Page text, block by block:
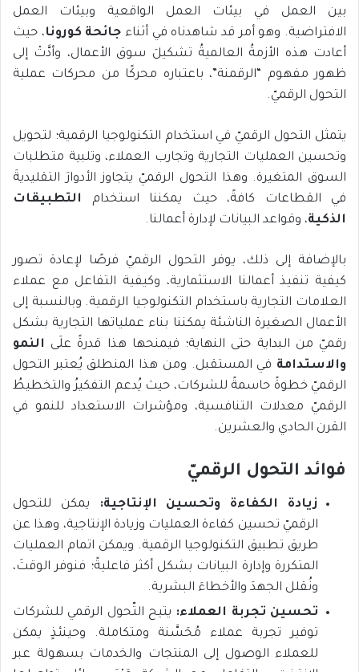
بين العمل في بيئات العمل الواقعية وبيئات العمل
الافتراضية. وهو أمر قد شاهدناه في أثناء جائحة كورونا، حيث
أعادت هذه الأزمةُ العالميةُ تشكيلَ سوق الأعمال، وأدَّتْ إلى
ظهور مفهوم “الرقمنة”، باعتباره محركًا من محركات عملية
التحول الرقميّ.
يتمثل التحول الرقميّ في استخدام التكنولوجيا الرقمية؛ لتحويل
وتحسين العمليات التجارية وتجارب العملاء، وتلبية متطلبات
السوق المتغيرة. وهذا التحول الرقميّ يتجاوز الأدوارَ التقليديةَ
في القطاعات كافةً، حيث يمكننا استخدام
التطبيقات
الذكية، وقواعد البيانات لإدارة أعمالنا.
بالإضافة إلى ذلك، يوفر التحول الرقميّ فرصًا لإعادة تصور
كيفية تنفيذ أعمالنا الاستثمارية، وكيفية التفاعل مع عملاء
العلامات التجارية باستخدام التكنولوجيا الرقمية. وبالنسبة إلى
الأعمال الصغيرة الناشئة يمكننا بناء عملياتها التجارية بشكل
رقميّ من البداية حتى النهاية؛ فيمنحها هذا قدرةً علَى النمو
والاستدامة في المستقبل. ومن هذا المنطلق يُعتبر التحول
الرقميّ خطوةً حاسمةً للشركات، حيث يُدعم التفكيرُ والتخطيطُ
الرقميّ معدلات التنافسية، ومؤشرات الاستعداد للنمو في
القرن الحادي والعشرين.
فوائد التحول الرقميّ
زيادة الكفاءة وتحسين الإنتاجية:
يمكن للتحول
الرقميّ تحسين كفاءة العمليات وزيادة الإنتاجية، وهذا عن
طريق تطبيق التكنولوجيا الرقمية. ويمكن اتمام العمليات
المتكررة وإدارة البيانات بشكل أكثر فاعليةً؛ فنوفر الوقتَ،
ونُقلل الجهدَ والأخطاءَ البشرية.
تحسين تجربة العملاء: يتيح التّحول الرقمي للشركات
توفير تجربة عملاء مُحَسَّنة ومتكاملة. وحينئذٍ يمكن
للعملاء الوصول إلى المنتجات والخدمات بسهولة عبر